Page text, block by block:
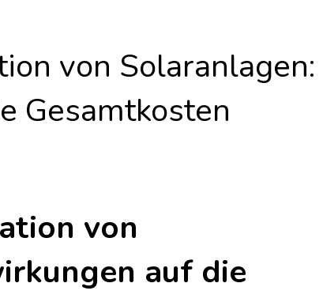
von Solaranlagen:
Gesamtkosten
von
auf die